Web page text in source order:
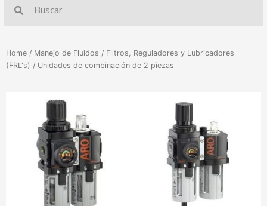
Home / Manejo de Fluidos / Filtros, Reguladores y Lubricadores
(FRL's) / Unidades de combinación de 2 piezas